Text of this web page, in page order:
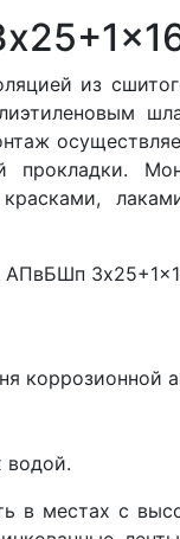
из
прокладки.
АПвБШп
коррозионной
водой.
в местах с